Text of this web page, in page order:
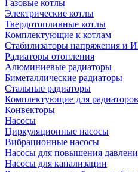
Газовые котлы
Электрические котлы
Твердотопливные котлы
Комплектующие к котлам
Стабилизаторы напряжения и
Радиаторы отопления
Алюминиевые радиаторы
Биметаллические радиаторы
Стальные радиаторы
Комплектующие для радиаторов
Конвекторы
Насосы
Циркуляционные насосы
Вибрационные насосы
Насосы для повышения
Насосы для канализации